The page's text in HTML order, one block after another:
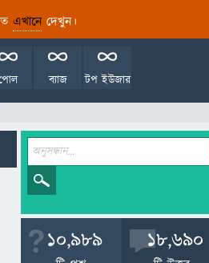
এখানেদেখুন।
টপ ইউজার
ব্যাজ
10,989 18,690